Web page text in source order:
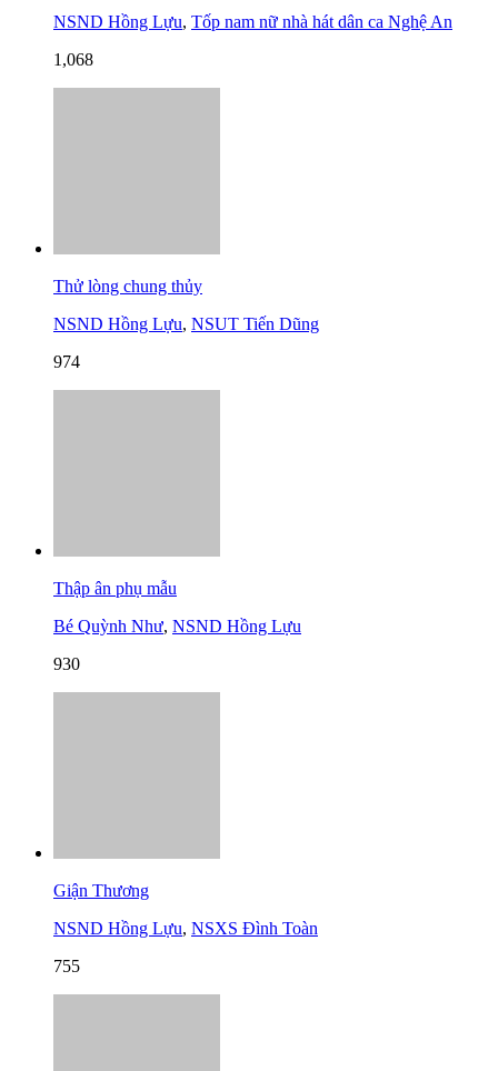
NSND Hồng Lựu, Tốp nam nữ nhà hát dân ca Nghệ An
1,068
Thử lòng chung thủy
NSND Hồng Lựu, NSUT Tiến Dũng
974
Thập ân phụ mẫu
Bé Quỳnh Như, NSND Hồng Lựu
930
Giận Thương
NSND Hồng Lựu, NSXS Đình Toàn
755